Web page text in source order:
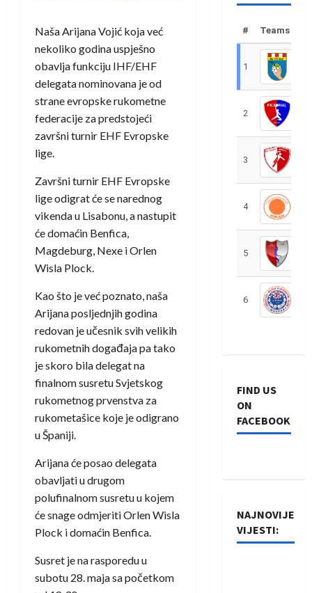
Naša Arijana Vojić koja već
nekoliko godina uspješno
obavlja funkciju IHF/EHF
delegata nominovana je od
strane evropske rukometne
federacije za predstojeći
završni turnir EHF Evropske
lige.
Završni turnir EHF Evropske
lige odigrat će se narednog
vikenda u Lisabonu, a nastupit
će domaćin Benfica,
Magdeburg, Nexe i Orlen
Wisla Plock.
Kao što je već poznato, naša
Arijana posljednjih godina
redovan je učesnik svih velikih
rukometnih događaja pa tako
je skoro bila delegat na
finalnom susretu Svjetskog
rukometnog prvenstva za
rukometašice koje je odigrano
u Španiji.
Arijana će posao delegata
obavljati u drugom
polufinalnom susretu u kojem
će snage odmjeriti Orlen Wisla
Plock i domaćin Benfica.
Susret je na rasporedu u
subotu 28. maja sa početkom
# Teams
1
2
3
4
5
6
FIND US
ON
FACEBOOK
NAJNOVIJE
VIJESTI: